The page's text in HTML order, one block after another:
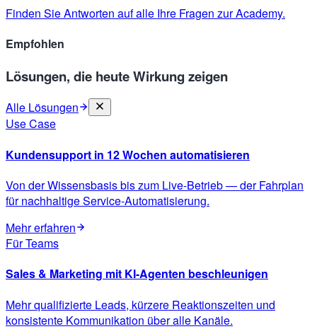
Finden Sie Antworten auf alle Ihre Fragen zur Academy.
Empfohlen
Lösungen, die heute Wirkung zeigen
Alle Lösungen
Use Case
Kundensupport in 12 Wochen automatisieren
Von der Wissensbasis bis zum Live-Betrieb — der Fahrplan
für nachhaltige Service-Automatisierung.
Mehr erfahren
Für Teams
Sales & Marketing mit KI-Agenten beschleunigen
Mehr qualifizierte Leads, kürzere Reaktionszeiten und
konsistente Kommunikation über alle Kanäle.